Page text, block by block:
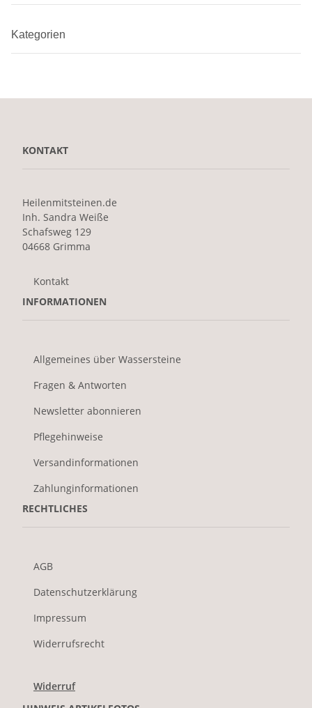
Kategorien
KONTAKT
Heilenmitsteinen.de
Inh. Sandra Weiße
Schafsweg 129
04668 Grimma
Kontakt
INFORMATIONEN
Allgemeines über Wassersteine
Fragen & Antworten
Newsletter abonnieren
Pflegehinweise
Versandinformationen
Zahlunginformationen
RECHTLICHES
AGB
Datenschutzerklärung
Impressum
Widerrufsrecht
Widerruf